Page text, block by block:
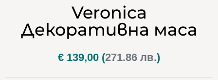
Veronica
Декоративна маса
€ 139,00 (271.86 лв.)